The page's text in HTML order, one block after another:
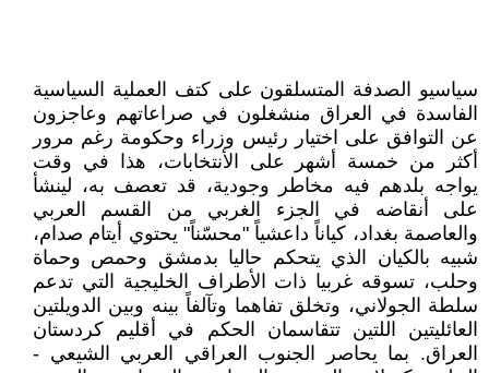
سياسيو الصدفة المتسلقون على كتف العملية السياسية
الفاسدة في العراق منشغلون في صراعاتهم وعاجزون
عن التوافق على اختيار رئيس وزراء وحكومة رغم مرور
أكثر من خمسة أشهر على الأنتخابات، هذا في وقت
يواجه بلدهم فيه مخاطر وجودية، قد تعصف به، لينشأ
على أنقاضه في الجزء الغربي من القسم العربي
والعاصمة بغداد، كياناً داعشياً "محسّناً" يحتوي أيتام صدام،
شبيه بالكيان الذي يتحكم حاليا بدمشق وحمص وحماة
وحلب، تسوقه غربيا ذات الأطراف الخليجية التي تدعم
سلطة الجولاني، وتخلق تفاهما وتآلفاً بينه وبين الدويلتين
العائليتين اللتين تتقاسمان الحكم في أقليم كردستان
العراق. بما يحاصر الجنوب العراقي العربي الشيعي -